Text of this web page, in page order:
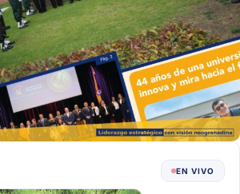
EN VIVO